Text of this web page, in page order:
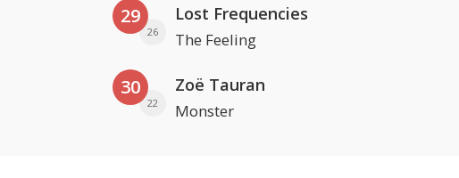
29
26
Lost Frequencies
The Feeling
30
22
Zoë Tauran
Monster